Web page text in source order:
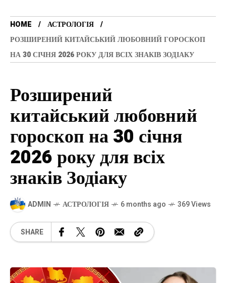
HOME
АСТРОЛОГІЯ
РОЗШИРЕНИЙ КИТАЙСЬКИЙ ЛЮБОВНИЙ ГОРОСКОП
НА 30 СІЧНЯ 2026 РОКУ ДЛЯ ВСІХ ЗНАКІВ ЗОДІАКУ
Розширений
китайський любовний
гороскоп на 30 січня
2026 року для всіх
знаків Зодіаку
ADMIN АСТРОЛОГІЯ 6 months ago 369 Views
SHARE